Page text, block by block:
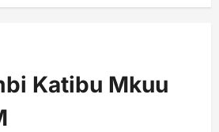
Katibu Mkuu